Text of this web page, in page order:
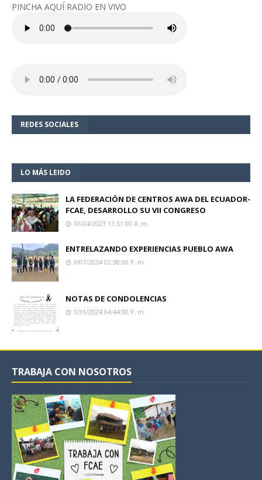
PINCHA AQUÍ RADIO EN VIVO
REDES SOCIALES
LO MÁS LEIDO
LA FEDERACIÓN DE CENTROS AWA DEL ECUADOR-
FCAE, DESARROLLO SU VII CONGRESO
10/24/2023 11:51:00 A. M.
ENTRELAZANDO EXPERIENCIAS PUEBLO AWA
3/07/2024 02:38:00 P. M.
NOTAS DE CONDOLENCIAS
1/31/2024 04:44:00 P. M.
TRABAJA CON NOSOTROS